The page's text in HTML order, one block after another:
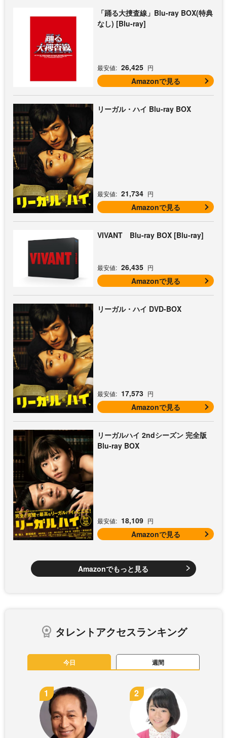
「踊る大捜査線」Blu-ray BOX(特典
なし) [Blu-ray]
最安値: 26,425 円
Amazonで見る
リーガル・ハイ Blu-ray BOX
最安値: 21,734 円
Amazonで見る
VIVANT Blu-ray BOX [Blu-ray]
最安値: 26,435 円
Amazonで見る
リーガル・ハイ DVD-BOX
最安値: 17,573 円
Amazonで見る
リーガルハイ 2ndシーズン 完全版
Blu-ray BOX
最安値: 18,109 円
Amazonで見る
Amazonでもっと見る
タレントアクセスランキング
今日 週間